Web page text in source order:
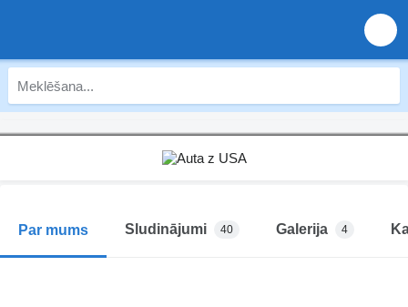
Par mums Sludinājumi 40 Galerija 4